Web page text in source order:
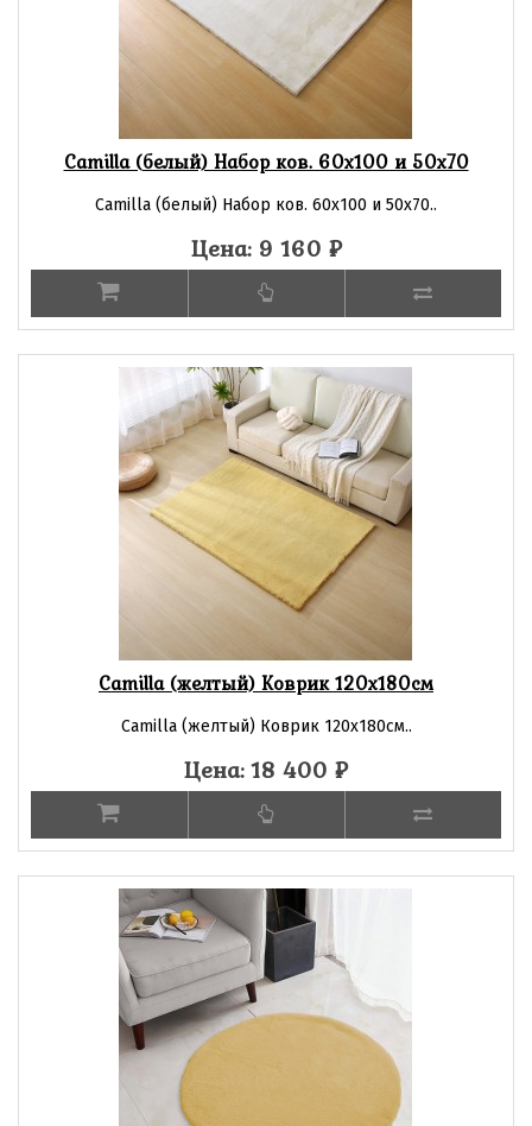
Camilla (белый) Набор ков. 60х100 и 50х70
Camilla (белый) Набор ков. 60х100 и 50х70..
Цена: 9 160 ₽
Camilla (желтый) Коврик 120х180см
Camilla (желтый) Коврик 120х180см..
Цена: 18 400 ₽